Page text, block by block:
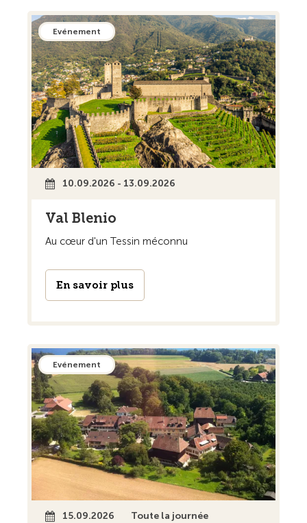
Evénement
10.09.2026 - 13.09.2026
Val Blenio
Au cœur d'un Tessin méconnu
En savoir plus
Evénement
15.09.2026 Toute la journée